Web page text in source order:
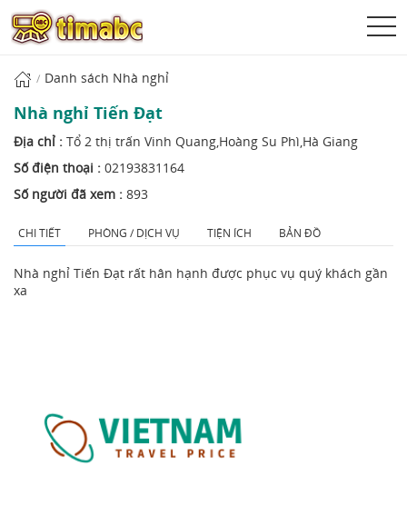
Danh sách Nhà nghỉ
Nhà nghỉ Tiến Đạt
Địa chỉ : Tổ 2 thị trấn Vinh Quang,Hoàng Su Phì,Hà Giang
Số điện thoại : 02193831164
Số người đã xem : 893
CHI TIẾT PHÒNG / DỊCH VỤ TIỆN ÍCH BẢN ĐỒ
Nhà nghỉ Tiến Đạt rất hân hạnh được phục vụ quý khách gần
xa